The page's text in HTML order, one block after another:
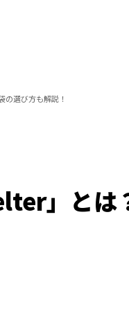
の選び方も解説！
」とは